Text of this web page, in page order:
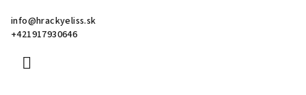
info@hrackyeliss.sk
+421917930646